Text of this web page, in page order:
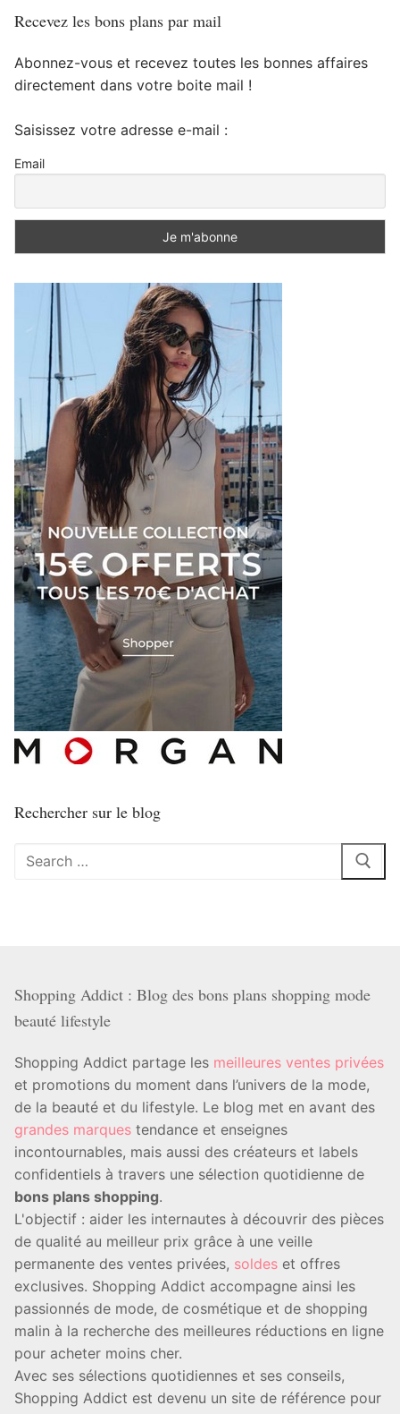
Recevez les bons plans par mail
Abonnez-vous et recevez toutes les bonnes affaires
directement dans votre boite mail !
Saisissez votre adresse e-mail :
Email
Rechercher sur le blog
Rechercher
Shopping Addict : Blog des bons plans shopping mode
beauté lifestyle
Shopping Addict partage les meilleures ventes privées
et promotions du moment dans l’univers de la mode,
de la beauté et du lifestyle. Le blog met en avant des
grandes marques tendance et enseignes
incontournables, mais aussi des créateurs et labels
confidentiels à travers une sélection quotidienne de
bons plans shopping.
L'objectif : aider les internautes à découvrir des pièces
de qualité au meilleur prix grâce à une veille
permanente des ventes privées, soldes et offres
exclusives. Shopping Addict accompagne ainsi les
passionnés de mode, de cosmétique et de shopping
malin à la recherche des meilleures réductions en ligne
pour acheter moins cher.
Avec ses sélections quotidiennes et ses conseils,
Shopping Addict est devenu un site de référence pour